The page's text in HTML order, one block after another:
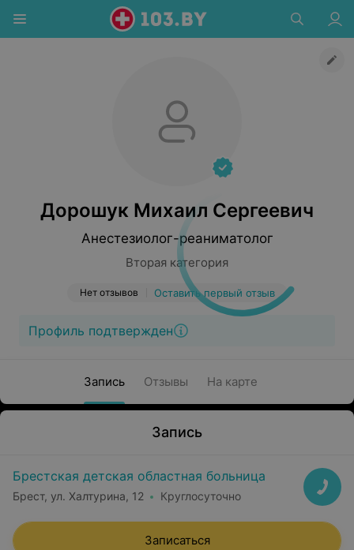
Дорошук Михаил Сергеевич
Анестезиолог-реаниматолог
Вторая категория
Нет отзывов Оставить первый отзыв
Профиль подтвержден
Запись Отзывы На карте
Запись
Брестская детская областная больница
Брест, ул. Халтурина, 12 Круглосуточно
Записаться